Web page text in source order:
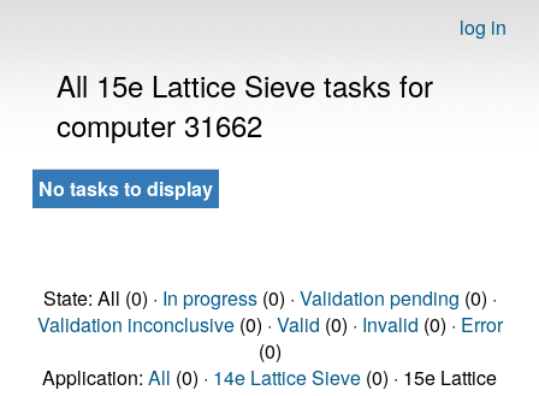
log in
All 15e Lattice Sieve tasks for
computer 31662
No tasks to display
State: All (0) · In progress(0) · Validation pending (0) ·
Validation inconclusive(0) · Valid (0) · Invalid (0) · Error
(0)
Application: All (0) · 14e Lattice Sieve (0) · 15e Lattice